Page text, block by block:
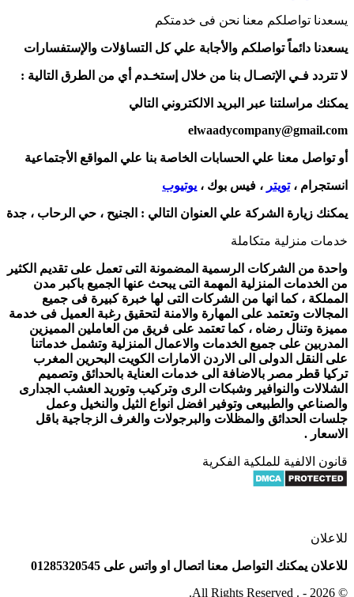
يسعدنا تواصلكم معنا نحن فى خدمتكم
يسعدنا دائماً تواصلكم والأجابة علي كل التساؤلات والإستفسارات
لا تتردد فـي الإتصـال بنا من خلال إستخـدم أي من الطرق التالية :
يمكنك مراسلتنا عبر البريد الالكتروني التالي
elwaadycompany@gmail.com
أو تواصل معنا علي الحسابات الخاصة بنا علي المواقع الأجتماعية
انستجرام ،تويتر ، فيس بوك ، يوتيوب
يمكنك زيارة الشركة علي العنوان التالي : الجنيح ، حي الرحاب ، جدة
خدمات منزلية متكاملة
واحدة من الشركات الرسمية المضمونة التى تعمل على تقديم الكثير
من الخدمات المنزلية المهمة التى يبحث عنها الجميع باكبر مدن
المملكة ، كما انها من الشركات التى لها خبرة كبيرة فى جميع
المجالات وتعتمد على المهارة والامنة لتحقيق رغبة العميل فى خدمة
مميزة وتنال رضاه ، كما تعتمد على فريق من العاملين المميزين
المدربين على جميع الخدمات والاعمال المنزلية وتشمل خدماتنا
على النقل الدولى الى الاردن الامارات الكويت البحرين المغرب
تركيا قطر مصر بالاضافة الى خدمات العناية بالحدائق وتصميم
الشلالات والنوافير وشبكات الرى وتركيب وتوريد العشب الجدارى
والصناعي والطبيعى وتوفير افضل انواع الثيل والنخيل وعمل
جلسات الحدائق والمظلات والبرجولات والغرف الزجاجية باقل
الاسعار .
قانون الالفية للملكية الفكرية
للاعلان
للاعلان يمكنك التواصل معنا اتصال او واتس على 01285320545
© 2026 - . All Rights Reserved.